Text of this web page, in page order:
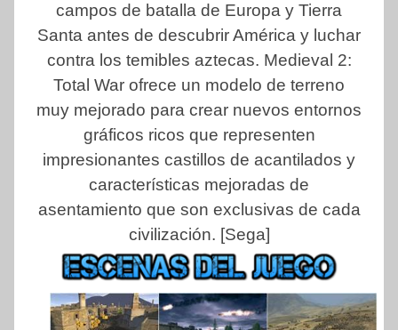
campos de batalla de Europa y Tierra
Santa antes de descubrir América y luchar
contra los temibles aztecas. Medieval 2:
Total War ofrece un modelo de terreno
muy mejorado para crear nuevos entornos
gráficos ricos que representen
impresionantes castillos de acantilados y
características mejoradas de
asentamiento que son exclusivas de cada
civilización. [Sega]